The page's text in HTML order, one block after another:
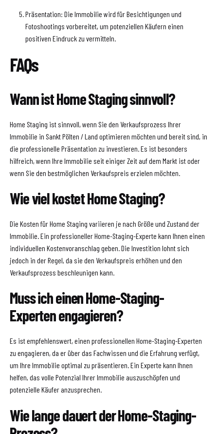
Präsentation: Die Immobilie wird für Besichtigungen und
Fotoshootings vorbereitet, um potenziellen Käufern einen
positiven Eindruck zu vermitteln.
FAQs
Wann ist Home Staging sinnvoll?
Home Staging ist sinnvoll, wenn Sie den Verkaufsprozess Ihrer
Immobilie in Sankt Pölten / Land optimieren möchten und bereit sind, in
die professionelle Präsentation zu investieren. Es ist besonders
hilfreich, wenn Ihre Immobilie seit einiger Zeit auf dem Markt ist oder
wenn Sie den bestmöglichen Verkaufspreis erzielen möchten.
Wie viel kostet Home Staging?
Die Kosten für Home Staging variieren je nach Größe und Zustand der
Immobilie. Ein professioneller Home-Staging-Experte kann Ihnen einen
individuellen Kostenvoranschlag geben. Die Investition lohnt sich
jedoch in der Regel, da sie den Verkaufspreis erhöhen und den
Verkaufsprozess beschleunigen kann.
Muss ich einen Home-Staging-
Experten engagieren?
Es ist empfehlenswert, einen professionellen Home-Staging-Experten
zu engagieren, da er über das Fachwissen und die Erfahrung verfügt,
um Ihre Immobilie optimal zu präsentieren. Ein Experte kann Ihnen
helfen, das volle Potenzial Ihrer Immobilie auszuschöpfen und
potenzielle Käufer anzusprechen.
Wie lange dauert der Home-Staging-